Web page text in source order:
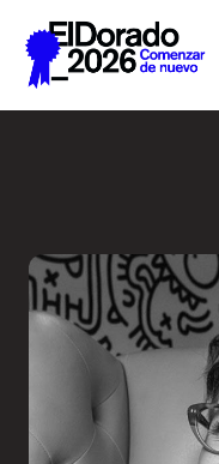
Saltar al contenido principal
Academias